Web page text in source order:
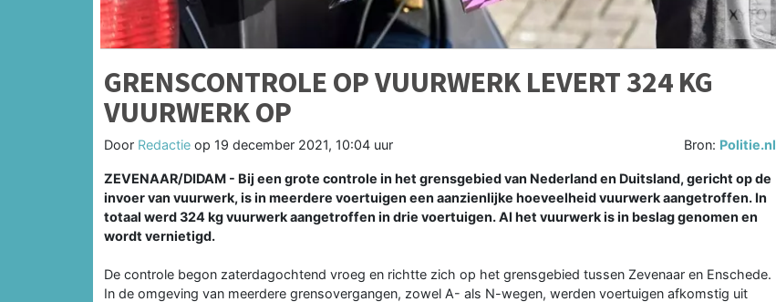
GRENSCONTROLE OP VUURWERK LEVERT 324 KG
VUURWERK OP
Door Redactie op 19 december 2021, 10:04 uur Bron: Politie.nl
ZEVENAAR/DIDAM - Bij een grote controle in het grensgebied van Nederland en Duitsland, gericht op de
invoer van vuurwerk, is in meerdere voertuigen een aanzienlijke hoeveelheid vuurwerk aangetroffen. In
totaal werd 324 kg vuurwerk aangetroffen in drie voertuigen. Al het vuurwerk is in beslag genomen en
wordt vernietigd.
De controle begon zaterdagochtend vroeg en richtte zich op het grensgebied tussen Zevenaar en Enschede.
In de omgeving van meerdere grensovergangen, zowel A- als N-wegen, werden voertuigen afkomstig uit